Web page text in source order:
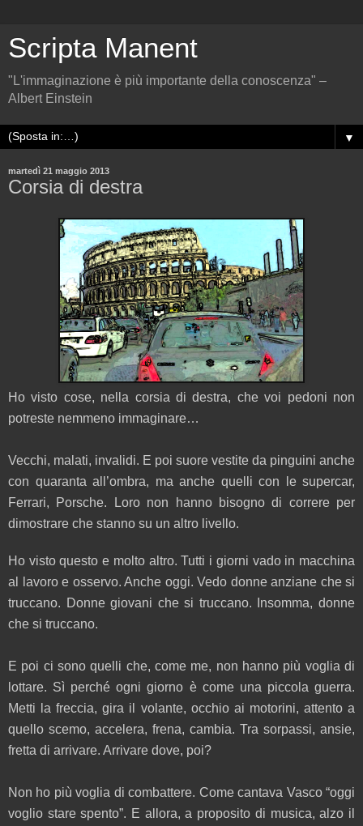
Scripta Manent
"L'immaginazione è più importante della conoscenza" –
Albert Einstein
▼
martedì 21 maggio 2013
Corsia di destra
Ho visto cose, nella corsia di destra, che voi pedoni non
potreste nemmeno immaginare…
Vecchi, malati, invalidi. E poi suore vestite da pinguini anche
con quaranta all’ombra, ma anche quelli con le supercar,
Ferrari, Porsche. Loro non hanno bisogno di correre per
dimostrare che stanno su un altro livello.
Ho visto questo e molto altro. Tutti i giorni vado in macchina
al lavoro e osservo. Anche oggi. Vedo donne anziane che si
truccano. Donne giovani che si truccano. Insomma, donne
che si truccano.
E poi ci sono quelli che, come me, non hanno più voglia di
lottare. Sì perché ogni giorno è come una piccola guerra.
Metti la freccia, gira il volante, occhio ai motorini, attento a
quello scemo, accelera, frena, cambia. Tra sorpassi, ansie,
fretta di arrivare. Arrivare dove, poi?
Non ho più voglia di combattere. Come cantava Vasco “oggi
voglio stare spento”. E allora, a proposito di musica, alzo il